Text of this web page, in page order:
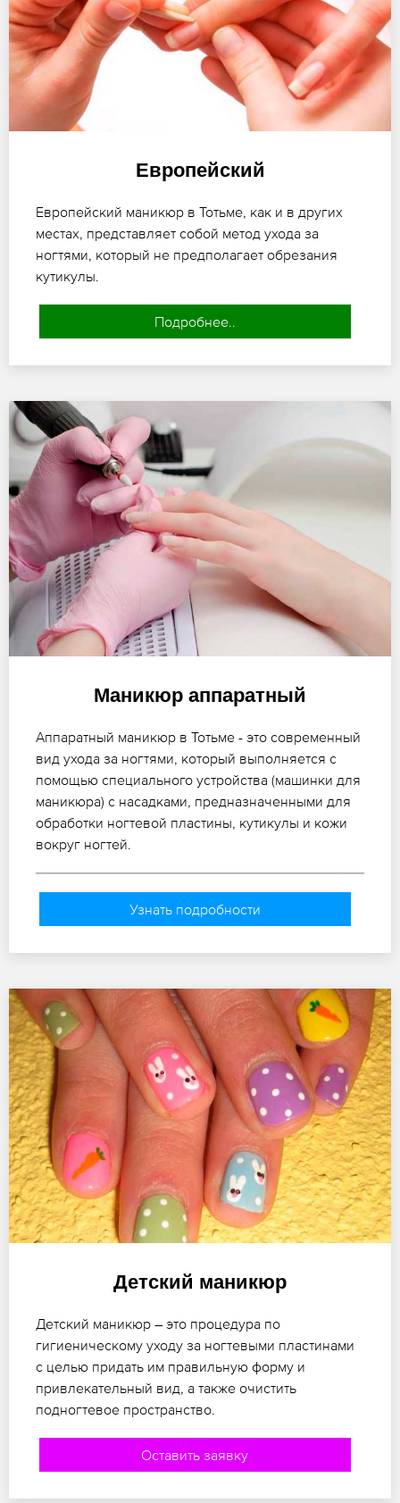
Европейский
Европейский маникюр в Тотьме, как и в других
местах, представляет собой метод ухода за
ногтями, который не предполагает обрезания
кутикулы.
Подробнее..
Маникюр аппаратный
Аппаратный маникюр в Тотьме - это современный
вид ухода за ногтями, который выполняется с
помощью специального устройства (машинки для
маникюра) с насадками, предназначенными для
обработки ногтевой пластины, кутикулы и кожи
вокруг ногтей.
Узнать подробности
Детский маникюр
Детский маникюр – это процедура по
гигиеническому уходу за ногтевыми пластинами
с целью придать им правильную форму и
привлекательный вид, а также очистить
подногтевое пространство.
Оставить заявку